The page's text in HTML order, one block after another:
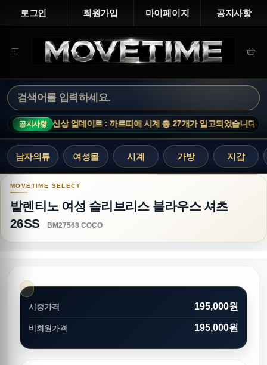
로그인 회원가입 마이페이지 공지사항
공지사항신상 업데이트 : 까르띠에 시계 총 27개가 입고되었습니다.
남자의류 여성몰 시계 가방 지갑
발렌티노 여성 슬리브리스 블라우스 셔츠 26SS
발렌티노 여성 슬리브리스 블라우스 셔츠
26SS
BM27568 COCO
시중가격 195,000원
비회원가격 195,000원